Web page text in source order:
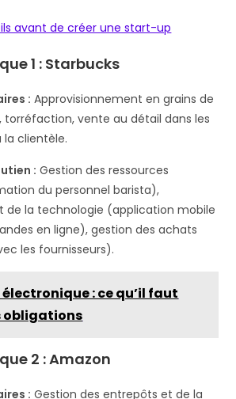
avant de créer une start-up
1 : Starbucks
: Approvisionnement en grains de
torréfaction, vente au détail dans les
la clientèle.
: Gestion des ressources
du personnel barista),
de la technologie (application mobile
en ligne), gestion des achats
les fournisseurs).
: ce qu’il faut
obligations
2 : Amazon
: Gestion des entrepôts et de la